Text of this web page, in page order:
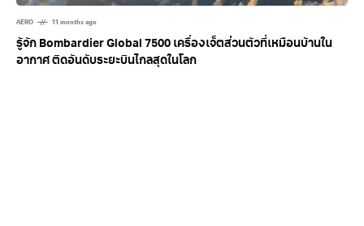
AERO 11 months ago
รู้จัก Bombardier Global 7500 เครื่องเจ็ตส่วนตัวที่เหมือนบ้านใน
อากาศ ติดอันดับระยะบินไกลสุดในโลก